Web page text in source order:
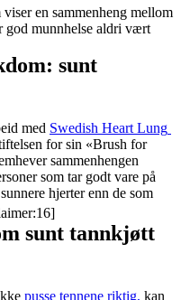
en sammenheng mellom
god munnhelse aldri vært
sunt
med Swedish Heart Lung
for sin «Brush for
sammenhengen
som tar godt vare på
hjerter enn de som
sunt tannkjøtt
pusse tennene riktig, kan